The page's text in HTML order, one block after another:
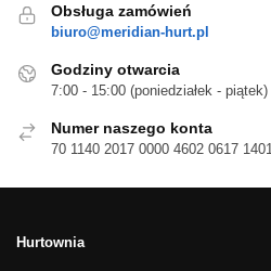
Obsługa zamówień
biuro@meridian-hurt.pl
Godziny otwarcia
7:00 - 15:00 (poniedziałek - piątek)
Numer naszego konta
70 1140 2017 0000 4602 0617 1401
Hurtownia